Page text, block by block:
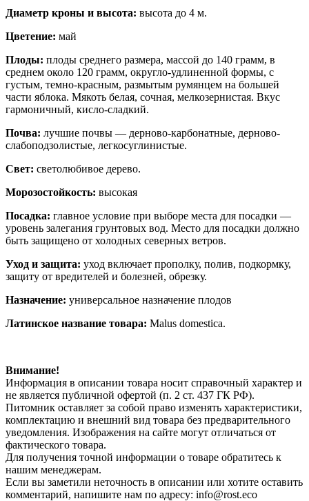
Диаметр кроны и высота: высота до 4 м.
Цветение: май
Плоды: плоды среднего размера, массой до 140 грамм, в
среднем около 120 грамм, округло-удлиненной формы, с
густым, темно-красным, размытым румянцем на большей
части яблока. Мякоть белая, сочная, мелкозернистая. Вкус
гармоничный, кисло-сладкий.
Почва: лучшие почвы — дерново-карбонатные, дерново-
слабоподзолистые, легкосуглинистые.
Свет: светолюбивое дерево.
Морозостойкость: высокая
Посадка: главное условие при выборе места для посадки —
уровень залегания грунтовых вод. Место для посадки должно
быть защищено от холодных северных ветров.
Уход и защита: уход включает прополку, полив, подкормку,
защиту от вредителей и болезней, обрезку.
Назначение: универсальное назначение плодов
Латинское название товара: Malus domestica.
Внимание!
Информация в описании товара носит справочный характер и
не является публичной офертой (п. 2 ст. 437 ГК РФ).
Питомник оставляет за собой право изменять характеристики,
комплектацию и внешний вид товара без предварительного
уведомления. Изображения на сайте могут отличаться от
фактического товара.
Для получения точной информации о товаре обратитесь к
нашим менеджерам.
Если вы заметили неточность в описании или хотите оставить
комментарий, напишите нам по адресу: info@rost.eco